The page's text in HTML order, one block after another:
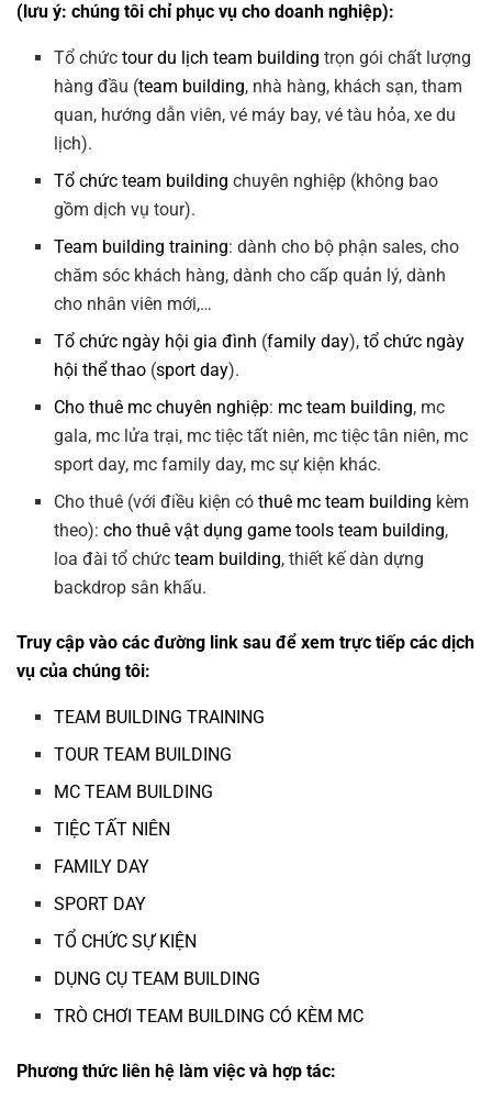
(lưu ý: chúng tôi chỉ phục vụ cho doanh nghiệp):
Tổ chứctour du lịch team building trọn gói chất lượng
hàng đầu (team building, nhà hàng, khách sạn, tham
quan, hướng dẫn viên, vé máy bay, vé tàu hỏa, xe du
lịch).
Tổ chức team building chuyên nghiệp (không bao
gồm dịch vụ tour).
Team building training: dành cho bộ phận sales, cho
chăm sóc khách hàng, dành cho cấp quản lý, dành
cho nhân viên mới,…
Tổ chức ngày hội gia đình (family day),tổ chức ngày
hội thể thao (sport day).
Cho thuê mc chuyên nghiệp: mc team building, mc
gala, mc lửa trại, mc tiệc tất niên, mc tiệc tân niên, mc
sport day, mc family day, mc sự kiện khác.
Cho thuê (với điều kiện cóthuê mc team building kèm
theo):cho thuê vật dụng game tools team building,
loa đài tổ chứcteam building, thiết kế dàn dựng
backdrop sân khấu.
Truy cập vào các đường link sau để xem trực tiếp các dịch
vụ của chúng tôi:
TEAM BUILDING TRAINING
TOUR TEAM BUILDING
MC TEAM BUILDING
TIỆC TẤT NIÊN
FAMILY DAY
SPORT DAY
TỔ CHỨC SỰ KIỆN
DỤNG CỤ TEAM BUILDING
TRÒ CHƠI TEAM BUILDING CÓ KÈM MC
Phương thức liên hệ làm việc và hợp tác: